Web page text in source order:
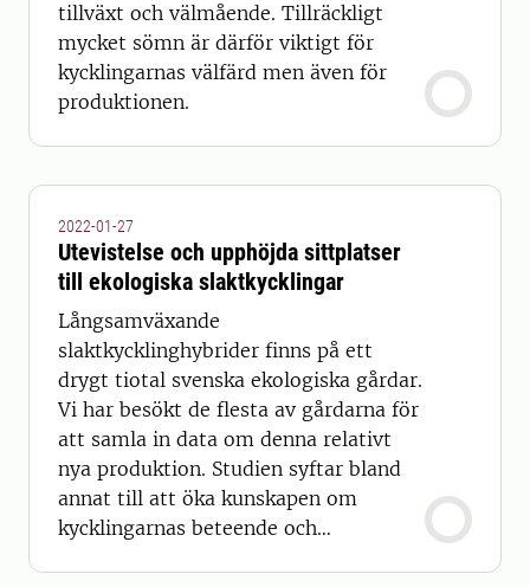
tillväxt och välmående. Tillräckligt
mycket sömn är därför viktigt för
kycklingarnas välfärd men även för
produktionen.
2022-01-27
Utevistelse och upphöjda sittplatser
till ekologiska slaktkycklingar
Långsamväxande
slaktkycklinghybrider finns på ett
drygt tiotal svenska ekologiska gårdar.
Vi har besökt de flesta av gårdarna för
att samla in data om denna relativt
nya produktion. Studien syftar bland
annat till att öka kunskapen om
kycklingarnas beteende och